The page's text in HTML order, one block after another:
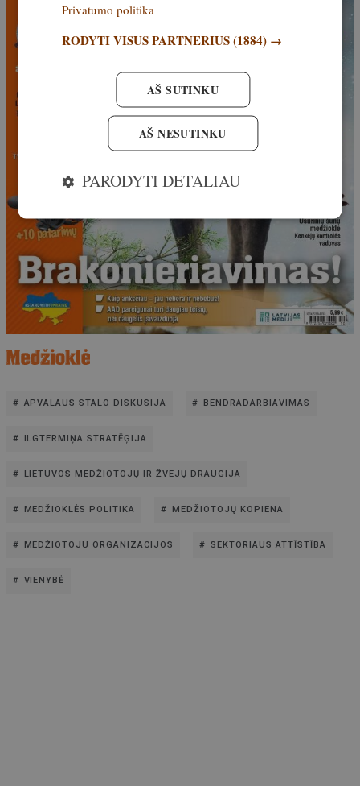
APVALAUS STALO DISKUSIJA BENDRADARBIAVIMAS
ILGTERMIŅA STRATĒĢIJA
LIETUVOS MEDŽIOTOJŲ IR ŽVEJŲ DRAUGIJA
MEDŽIOKLĖS POLITIKA MEDŽIOTOJŲ KOPIENA
MEDŽIOTOJU ORGANIZACIJOS SEKTORIAUS ATTĪSTĪBA
VIENYBĖ
Privatumo politika
RODYTI VISUS PARTNERIUS(1884) →
AŠ SUTINKU
AŠ NESUTINKU
PARODYTI DETALIAU